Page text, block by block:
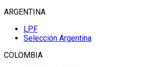
ARGENTINA
LPF
Selección Argentina
COLOMBIA